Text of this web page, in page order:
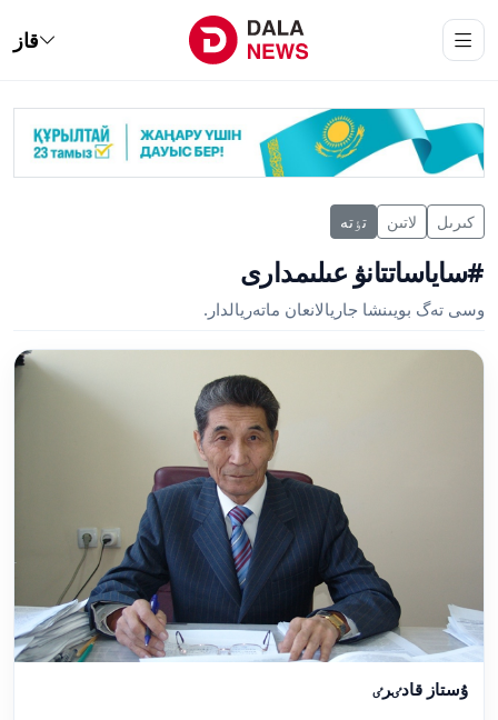
قاز
كىرىل لاتىن تٶتە
#ساياساتتانۋ عىلىمدارى
وسى تەگ بويىنشا جاريالانعان ماتەريالدار.
ۇستاز قادٸرٸ